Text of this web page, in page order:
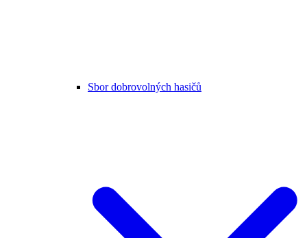
Sbor dobrovolných hasičů